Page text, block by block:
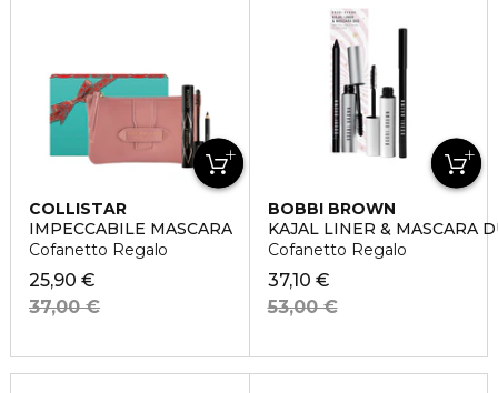
COLLISTAR
IMPECCABILE MASCARA
Cofanetto Regalo
25,90 €
37,00 €
BOBBI BROWN
KAJAL LINER & MASCARA
Cofanetto Regalo
37,10 €
53,00 €